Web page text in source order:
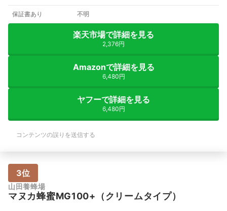
保証書あり 不明
楽天市場で詳細を見る
2,376円
Amazonで詳細を見る
6,480円
ヤフーで詳細を見る
6,480円
コンテンツの誤りを送信する
3位
山田養蜂場
マヌカ蜂蜜MG100+（クリームタイプ）